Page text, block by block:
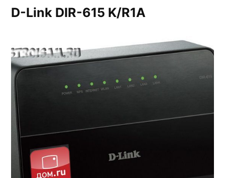
D-Link DIR-615 K/R1A